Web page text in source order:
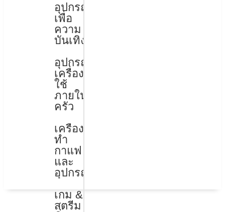
อุปกรณ์
เพื่อ
ความ
บันเทิง
อุปกรณ์
เครื่อง
ใช้
ภายใน
ครัว
เครื่อง
ทำ
กาแฟ
และ
อุปกรณ์
เกม &
สตรีม